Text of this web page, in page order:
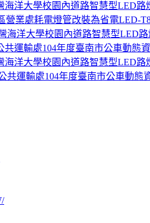
海洋大學校園內道路智慧型LED路
營業處耗電燈管改裝為省電LED-
海洋大學校園內道路智慧型LED
共運輸處104年度臺南市公車動態
海洋大學校園內道路智慧型LED路
共運輸處104年度臺南市公車動